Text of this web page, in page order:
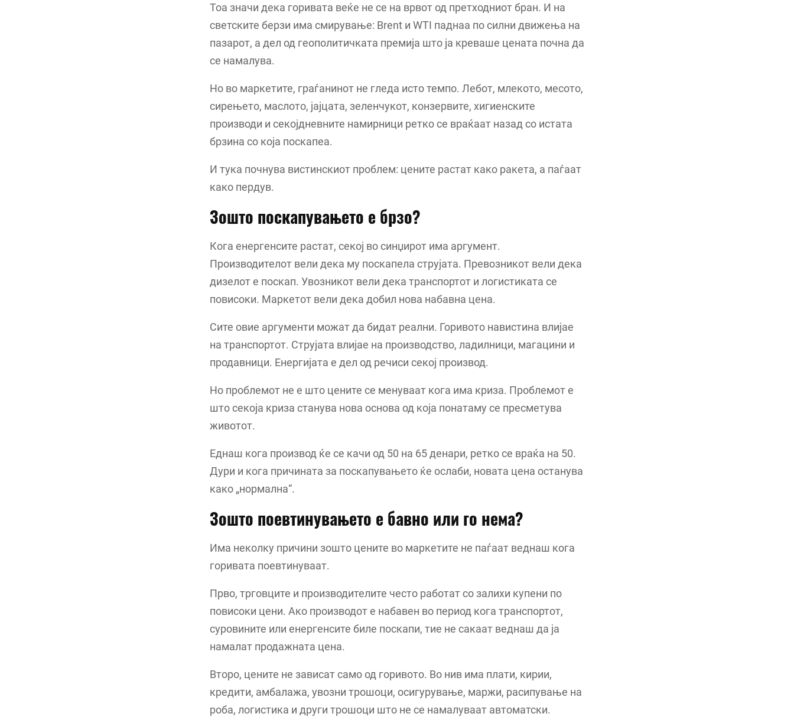
Тоа значи дека горивата веќе не се на врвот од претходниот бран. И на
светските берзи има смирување: Brent и WTI паднаа по силни движења на
пазарот, а дел од геополитичката премија што ја креваше цената почна да
се намалува.
Но во маркетите, граѓанинот не гледа исто темпо. Лебот, млекото, месото,
сирењето, маслото, јајцата, зеленчукот, конзервите, хигиенските
производи и секојдневните намирници ретко се враќаат назад со истата
брзина со која поскапеа.
И тука почнува вистинскиот проблем: цените растат како ракета, а паѓаат
како пердув.
Зошто поскапувањето е брзо?
Кога енергенсите растат, секој во синџирот има аргумент.
Производителот вели дека му поскапела струјата. Превозникот вели дека
дизелот е поскап. Увозникот вели дека транспортот и логистиката се
повисоки. Маркетот вели дека добил нова набавна цена.
Сите овие аргументи можат да бидат реални. Горивото навистина влијае
на транспортот. Струјата влијае на производство, ладилници, магацини и
продавници. Енергијата е дел од речиси секој производ.
Но проблемот не е што цените се менуваат кога има криза. Проблемот е
што секоја криза станува нова основа од која понатаму се пресметува
животот.
Еднаш кога производ ќе се качи од 50 на 65 денари, ретко се враќа на 50.
Дури и кога причината за поскапувањето ќе ослаби, новата цена останува
како „нормална“.
Зошто поевтинувањето е бавно или го нема?
Има неколку причини зошто цените во маркетите не паѓаат веднаш кога
горивата поевтинуваат.
Прво, трговците и производителите често работат со залихи купени по
повисоки цени. Ако производот е набавен во период кога транспортот,
суровините или енергенсите биле поскапи, тие не сакаат веднаш да ја
намалат продажната цена.
Второ, цените не зависат само од горивото. Во нив има плати, кирии,
кредити, амбалажа, увозни трошоци, осигурување, маржи, расипување на
роба, логистика и други трошоци што не се намалуваат автоматски.